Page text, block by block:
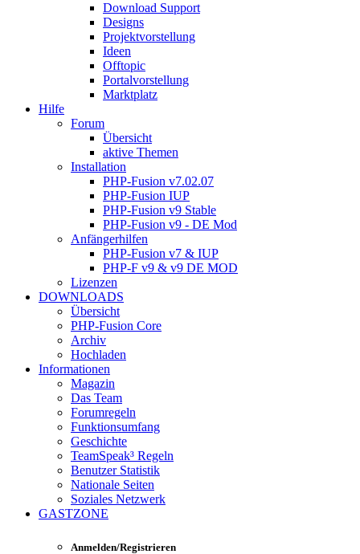
Download Support
Designs
Projektvorstellung
Ideen
Offtopic
Portalvorstellung
Marktplatz
Hilfe
Forum
Übersicht
aktive Themen
Installation
PHP-Fusion v7.02.07
PHP-Fusion IUP
PHP-Fusion v9 Stable
PHP-Fusion v9 - DE Mod
Anfängerhilfen
PHP-Fusion v7 & IUP
PHP-F v9 & v9 DE MOD
Lizenzen
DOWNLOADS
Übersicht
PHP-Fusion Core
Archiv
Hochladen
Informationen
Magazin
Das Team
Forumregeln
Funktionsumfang
Geschichte
TeamSpeak³ Regeln
Benutzer Statistik
Nationale Seiten
Soziales Netzwerk
GASTZONE
Anmelden/Registrieren